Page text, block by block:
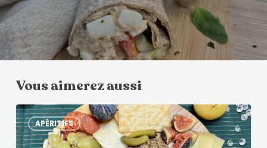
Vous aimerez aussi
APÉRITIFS